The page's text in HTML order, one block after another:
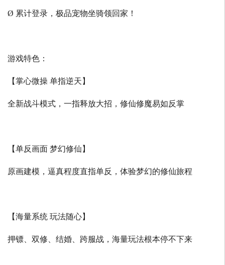
Ø 累计登录，极品宠物坐骑领回家！
游戏特色：
【掌心微操 单指逆天】
全新战斗模式，一指释放大招，修仙修魔易如反掌
【单反画面 梦幻修仙】
原画建模，逼真程度直指单反，体验梦幻的修仙旅程
【海量系统 玩法随心】
押镖、双修、结婚、跨服战，海量玩法根本停不下来